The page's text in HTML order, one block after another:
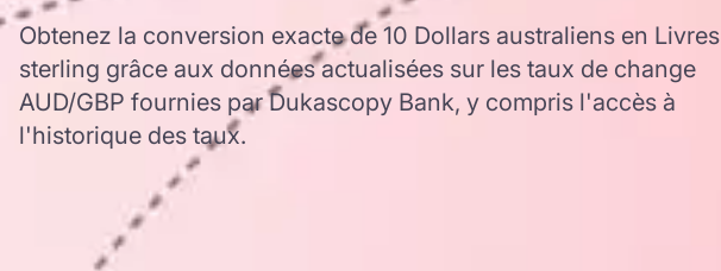
Obtenez la conversion exacte de 10 Dollars australiens en Livres
sterling grâce aux données actualisées sur les taux de change
AUD/GBP fournies par Dukascopy Bank, y compris l'accès à
l'historique des taux.